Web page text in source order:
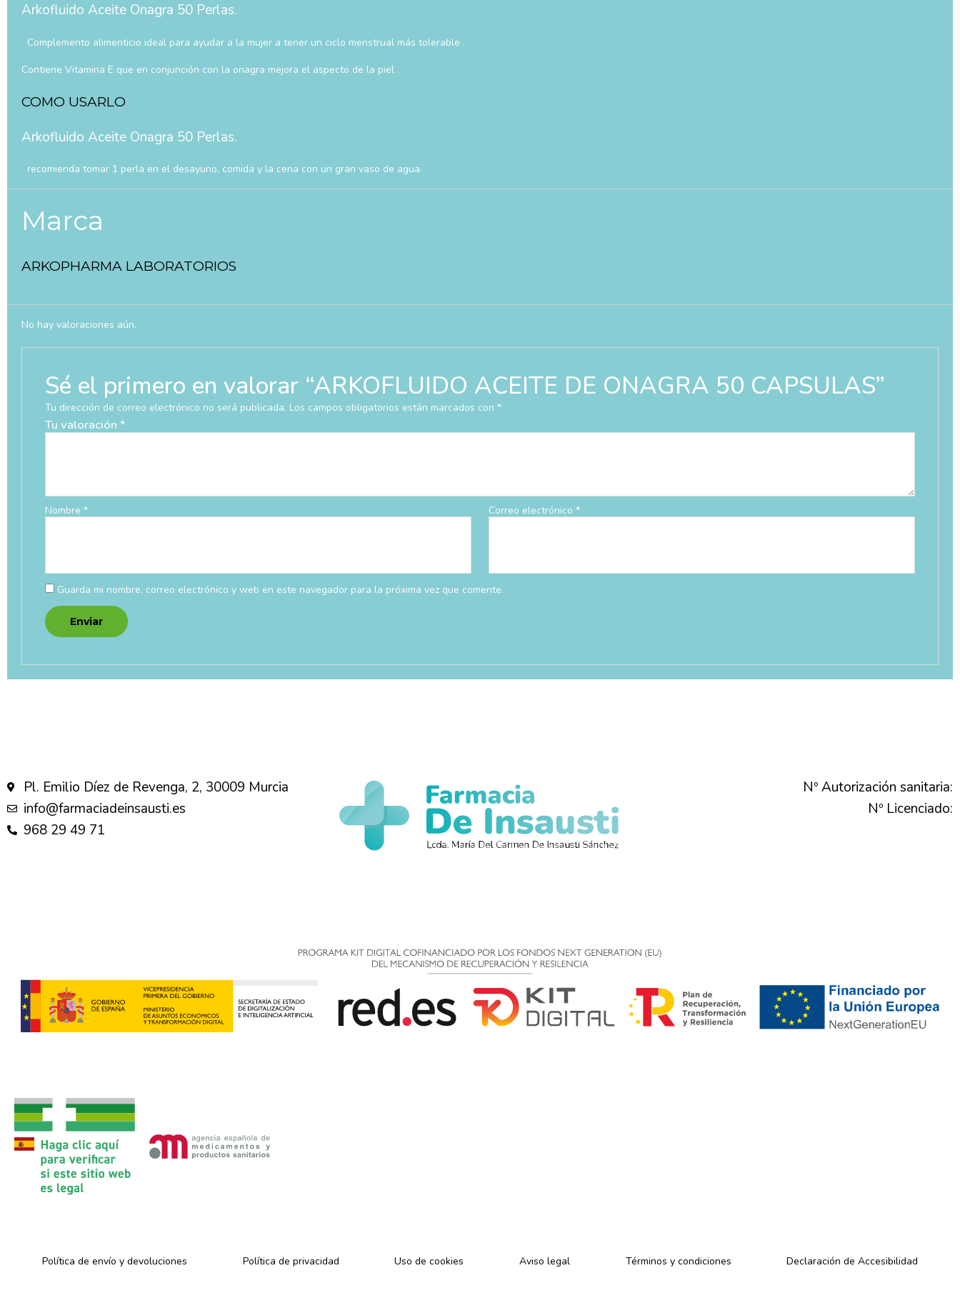
Arkofluido Aceite Onagra 50 Perlas.
Complemento alimenticio ideal para ayudar a la mujer a tener un ciclo menstrual más tolerable .
Contiene Vitamina E que en conjunción con la onagra mejora el aspecto de la piel .
COMO USARLO
Arkofluido Aceite Onagra 50 Perlas.
recomienda tomar 1 perla en el desayuno, comida y la cena con un gran vaso de agua.
Marca
ARKOPHARMA LABORATORIOS
No hay valoraciones aún.
Sé el primero en valorar “ARKOFLUIDO ACEITE DE ONAGRA 50 CAPSULAS”
Tu dirección de correo electrónico no será publicada. Los campos obligatorios están marcados con *
Tu valoración *
Nombre * Correo electrónico*
Guarda mi nombre, correo electrónico y web en este navegador para la próxima vez que comente.
Pl. Emilio Díez de Revenga, 2, 30009 Murcia
info@farmaciadeinsausti.es
968 29 49 71
Nº Autorización sanitaria:
Nº Licenciado:
Política de envío y devoluciones Política de privacidad Uso de cookies Aviso legal Términos y condiciones Declaración de Accesibilidad